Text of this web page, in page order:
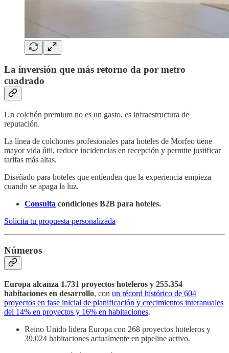
La inversión que más retorno da por metro
cuadrado
Un colchón premium no es un gasto, es infraestructura de
reputación.
La línea de colchones profesionales para hoteles de Morfeo tiene
mayor vida útil, reduce incidencias en recepción y permite justificar
tarifas más altas.
Diseñado para hoteles que entienden que la experiencia empieza
cuando se apaga la luz.
Consulta condiciones B2B para hoteles.
Solicita tu propuesta personalizada
Números
Europa alcanza 1.731 proyectos hoteleros y 255.354
habitaciones en desarrollo, con un récord histórico de 604
proyectos en fase inicial de planificación y crecimientos interanuales
del 14% en proyectos y 16% en habitaciones.
Reino Unido lidera Europa con 268 proyectos hoteleros y
39.024 habitaciones actualmente en pipeline activo.